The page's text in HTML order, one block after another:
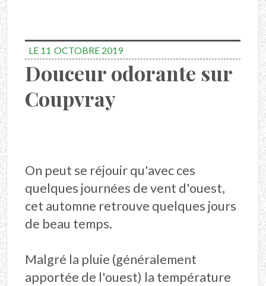
LE 11 OCTOBRE 2019
Douceur odorante sur
Coupvray
On peut se réjouir qu'avec ces
quelques journées de vent d'ouest,
cet automne retrouve quelques jours
de beau temps.
Malgré la pluie (généralement
apportée de l'ouest) la température